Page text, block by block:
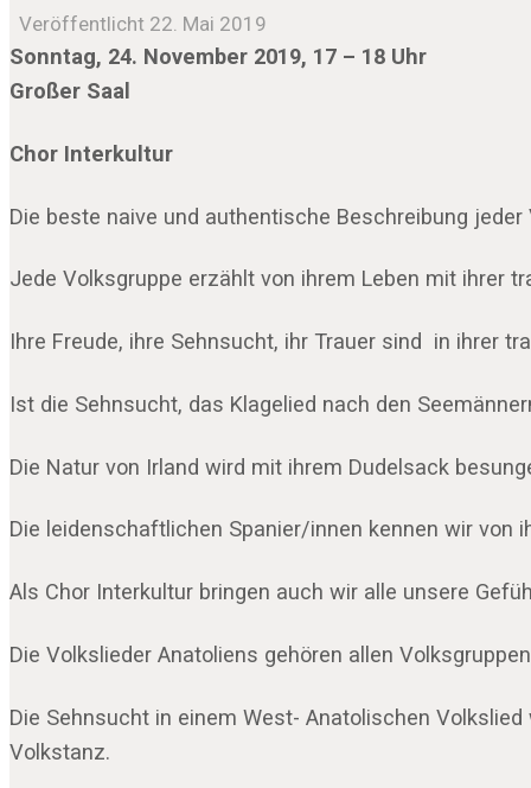
Veröffentlicht 22. Mai 2019
Sonntag, 24. November 2019, 17 – 18 Uhr
Großer Saal
Chor Interkultur
Die beste naive und authentische Beschreibung
Jede Volksgruppe erzählt von ihrem Leben mit ihrer
Ihre Freude, ihre Sehnsucht, ihr Trauer sind in ihrer
Ist die Sehnsucht, das Klagelied nach den
Die Natur von Irland wird mit ihrem Dudelsack
Die leidenschaftlichen Spanier/innen kennen wir von
Als Chor Interkultur bringen auch wir alle unsere
Die Volkslieder Anatoliens gehören allen
Die Sehnsucht in einem West- Anatolischen
Volkstanz.